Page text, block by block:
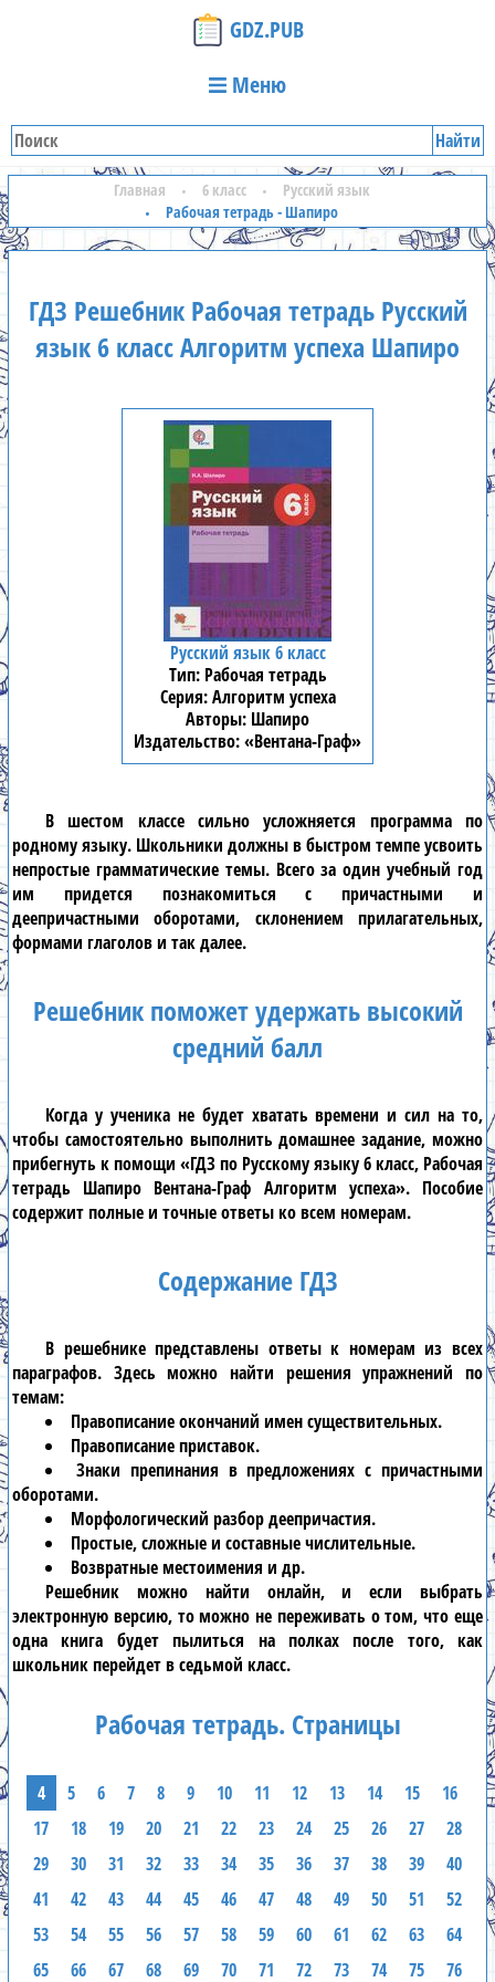
GDZ.PUB
Меню
Найти
Главная 6 класс
Русский язык
Рабочая тетрадь - Шапиро
ГДЗ Решебник Рабочая тетрадь Русский
язык 6 класс Алгоритм успеха Шапиро
Русский язык 6 класс
Рабочая тетрадь
Алгоритм успеха
Шапиро
«Вентана-Граф»
Вшестом классесильно усложняется программа по
родному языку. Школьники должны в быстром темпе усвоить
непростые грамматические темы. Всего за один учебный год
им придется познакомиться с причастными и
деепричастными оборотами, склонением прилагательных,
формами глаголов и так далее.
Решебник поможет удержать высокий
средний балл
Когда у ученика не будет хватать времени и сил на то,
чтобы самостоятельно выполнить домашнее задание, можно
прибегнуть к помощи «ГДЗ по Русскому языку 6 класс, Рабочая
тетрадь Шапиро Вентана-Граф Алгоритм успеха». Пособие
содержит полные и точные ответы ко всем номерам.
Содержание ГДЗ
В решебникепредставлены ответы к номерам из всех
параграфов. Здесь можно найти решения упражнений по
темам:
Правописание окончаний имен существительных.
Правописание приставок.
Знаки препинания в предложениях с причастными
оборотами.
Морфологический разбор деепричастия.
Простые, сложные и составные числительные.
Возвратные местоимения и др.
Решебник можно найти онлайн, и если выбрать
электронную версию, то можно не переживать о том, что еще
одна книга будет пылиться на полках после того, как
школьник перейдет вседьмой класс.
Рабочая тетрадь. Страницы
4 5 6 7 8 9 10 11 12 13 14 15
16
17
18 19 20 21 22 23 24 25 26 27
28
29
30 31 32 33 34 35 36 37 38 39
40
41
42 43 44 45 46 47 48 49 50 51
52
53
54 55 56 57 58 59 60 61 62 63
64
65
66 67 68 69 70 71 72 73 74 75 76